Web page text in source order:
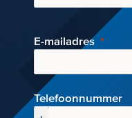
E-mailadres
Telefoonnummer